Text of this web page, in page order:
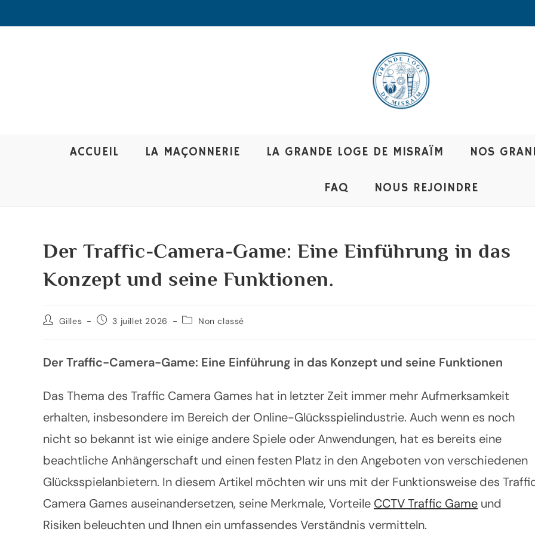
ACCUEIL LA MAÇONNERIE LA GRANDE LOGE DE MISRAÏM NOS
FAQ NOUS REJOINDRE
Der Traffic-Camera-Game: Eine Einführung in das
Konzept und seine Funktionen.
Gilles 3 juillet 2026 Non classé
Der Traffic-Camera-Game: Eine Einführung in das Konzept und seine Funktionen
Das Thema des Traffic Camera Games hat in letzter Zeit immer mehr Aufmerksamkeit
erhalten, insbesondere im Bereich der Online-Glücksspielindustrie. Auch wenn es noch
nicht so bekannt ist wie einige andere Spiele oder Anwendungen, hat es bereits eine
beachtliche Anhängerschaft und einen festen Platz in den Angeboten von verschiedenen
Glücksspielanbietern. In diesem Artikel möchten wir uns mit der Funktionsweise des
Camera Games auseinandersetzen, seine Merkmale, Vorteile CCTV Traffic Game und
Risiken beleuchten und Ihnen ein umfassendes Verständnis vermitteln.